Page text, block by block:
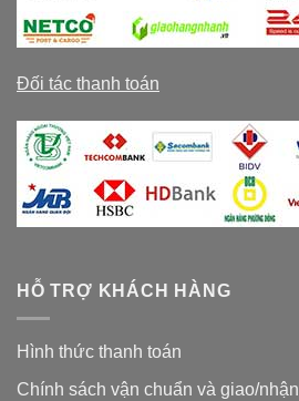
Đối tác thanh toán
HỖ TRỢ KHÁCH HÀNG
Hình thức thanh toán
Chính sách vận chuẩn và giao/nhận